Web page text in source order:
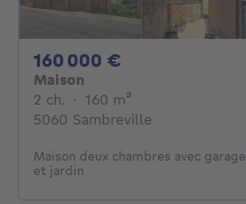
160 000 €
Maison
2 ch. 2 chambres
· 160 m²
5060 Sambreville
Maison deux chambres avec garage
et jardin